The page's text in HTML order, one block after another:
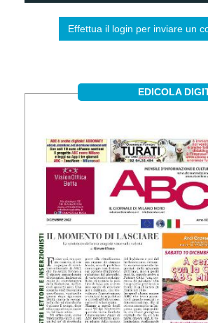
Effettua il login per inviare un
EDICOLA